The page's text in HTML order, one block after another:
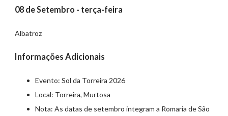
08 de Setembro - terça-feira
Albatroz
Informações Adicionais
Evento: Sol da Torreira 2026
Local: Torreira, Murtosa
Nota: As datas de setembro integram a Romaria de São